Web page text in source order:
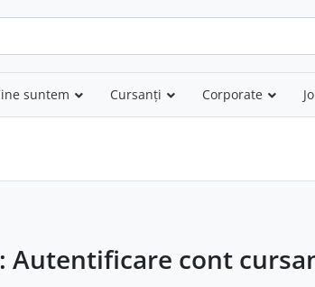
suntem Cursanți Corporate
Autentificare cont